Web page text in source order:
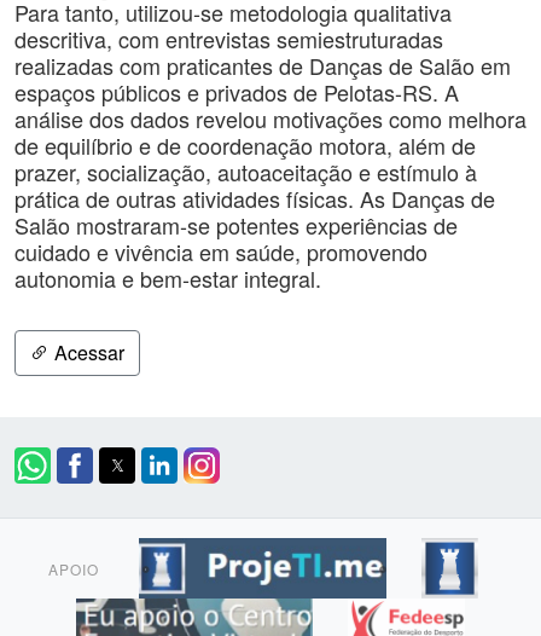
Para tanto, utilizou-se metodologia qualitativa
descritiva, com entrevistas semiestruturadas
realizadas com praticantes de Danças de Salão em
espaços públicos e privados de Pelotas-RS. A
análise dos dados revelou motivações como melhora
de equilíbrio e de coordenação motora, além de
prazer, socialização, autoaceitação e estímulo à
prática de outras atividades físicas. As Danças de
Salão mostraram-se potentes experiências de
cuidado e vivência em saúde, promovendo
autonomia e bem-estar integral.
Acessar
APOIO